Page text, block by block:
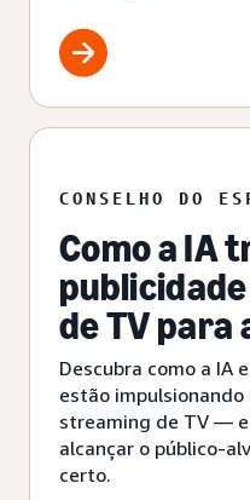
CONSELHO DO
Como a IA
de TV para
Descubra como a IA
estão
streaming de TV —
alcançar o público-
certo.